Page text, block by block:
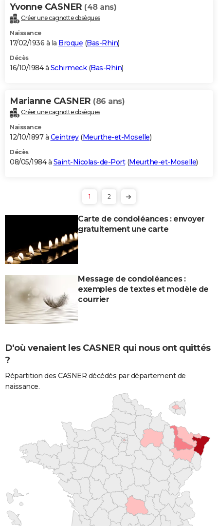
Yvonne CASNER (48 ans)
Créer une cagnotte obsèques
Naissance
17/02/1936 à la Broque (Bas-Rhin)
Décès
16/10/1984 à Schirmeck(Bas-Rhin)
Marianne CASNER (86 ans)
Créer une cagnotte obsèques
Naissance
12/10/1897 à Ceintrey(Meurthe-et-Moselle)
Décès
08/05/1984 à Saint-Nicolas-de-Port(Meurthe-et-Moselle)
1 2
Carte de condoléances : envoyer
gratuitement une carte
Message de condoléances :
exemples de textes et modèle de
courrier
D'où venaient les CASNER qui nous ont quittés
?
Répartition des CASNER décédés par département de
naissance.